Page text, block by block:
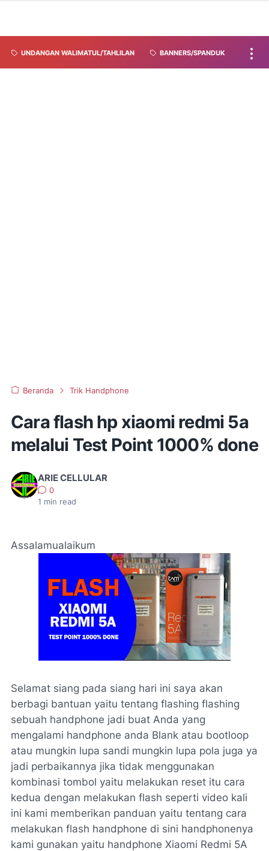
UNDANGAN WALIMATUL/TAHLILAN BANNERS/SPANDUK
Beranda Trik Handphone
Cara flash hp xiaomi redmi 5a
melalui Test Point 1000% done
ARIE CELLULAR
0
1 min read
Assalamualaikum
Selamat siang pada siang hari ini saya akan
berbagi bantuan yaitu tentang flashing flashing
sebuah handphone jadi buat Anda yang
mengalami handphone anda Blank atau bootloop
atau mungkin lupa sandi mungkin lupa pola juga ya
jadi perbaikannya jika tidak menggunakan
kombinasi tombol yaitu melakukan reset itu cara
kedua dengan melakukan flash seperti video kali
ini kami memberikan panduan yaitu tentang cara
melakukan flash handphone di sini handphonenya
kami gunakan yaitu handphone Xiaomi Redmi 5A